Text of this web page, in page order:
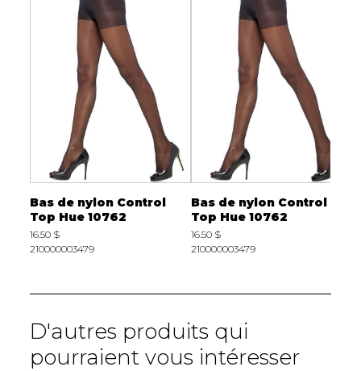
Bas de nylon Control
Top Hue 10762
16.50 $
210000003479
Bas de nylon Control
Top Hue 10762
16.50 $
210000003479
D'autres produits qui
pourraient vous intéresser